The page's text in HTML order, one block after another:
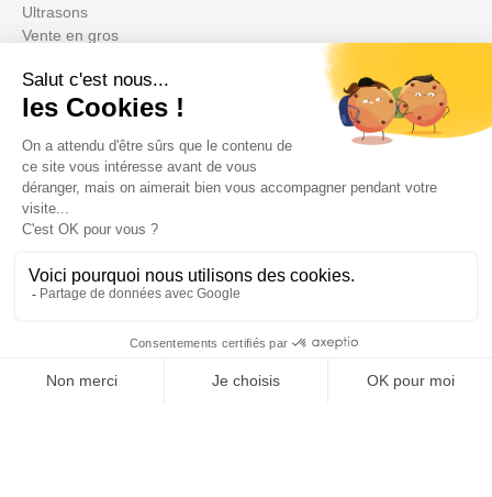
Ultrasons
Vente en gros
Désinsectiseurs Electrique DEIV
Gamme Bio
BLACK FRIDAY
Promotions
Ihr Konto